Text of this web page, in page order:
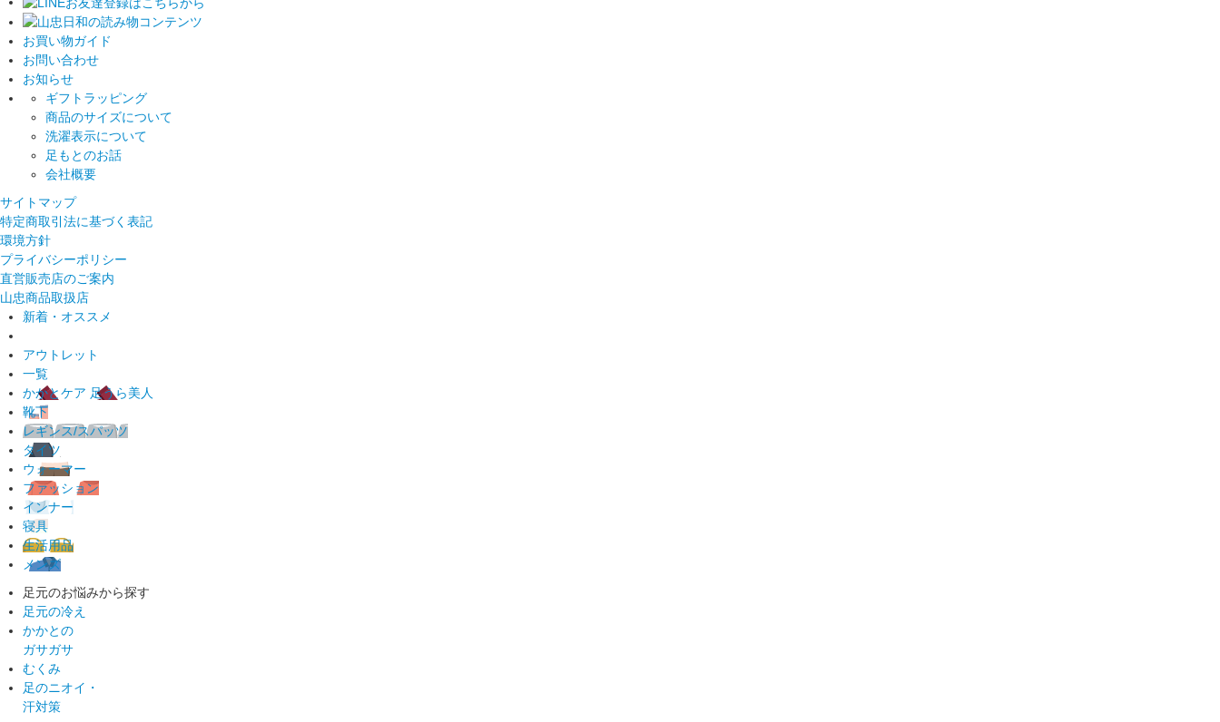
お買い物ガイド
お問い合わせ
お知らせ
ギフトラッピング
商品のサイズについて
洗濯表示について
足もとのお話
会社概要
サイトマップ
特定商取引法に基づく表記
環境方針
プライバシーポリシー
直営販売店のご案内
山忠商品取扱店
新着・オススメ
アウトレット
一覧
かかとケア 足うら美人
靴下
レギンス/スパッツ
タイツ
ウォーマー
ファッション
インナー
寝具
生活用品
メンズ
足元のお悩みから探す
足元の冷え
かかとの
ガサガサ
むくみ
足のニオイ・
汗対策